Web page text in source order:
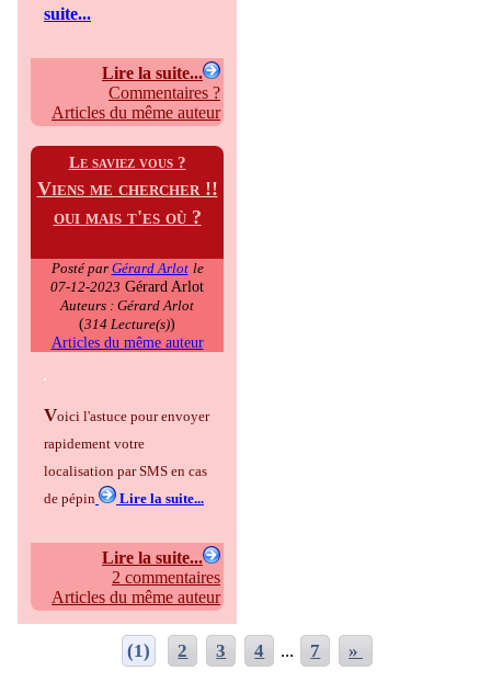
suite...
Lire la suite...
Commentaires ?
Articles du même auteur
Le saviez vous ?
Viens me chercher !!
oui mais t'es où ?
Posté par Gérard Arlot le
07-12-2023 Gérard Arlot
Auteurs : Gérard Arlot
(314 Lecture(s))
Articles du même auteur
Voici l'astuce pour envoyer
rapidement votre
localisation par SMS en cas
de pépin
Lire la suite...
Lire la suite...
2 commentaires
Articles du même auteur
(1) 2 3 4 ... 7 »